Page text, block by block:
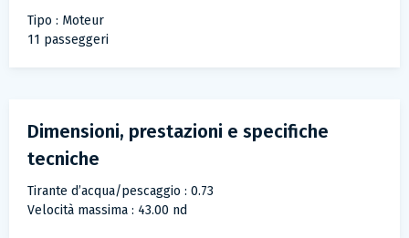
Tipo : Moteur
11 passeggeri
Dimensioni, prestazioni e specifiche
tecniche
Tirante d’acqua/pescaggio : 0.73
Velocità massima : 43.00 nd